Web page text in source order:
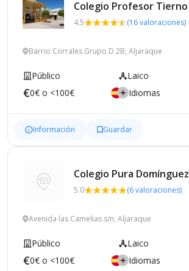
Colegio Profesor Tierno
4.5 (16 valoraciones)
Barrio Corrales Grupo D 2B, Aljaraque
Público Laico
0€ o <100€
Idiomas
Información Guardar
Colegio Pura Domínguez
5.0 (6 valoraciones)
Avenida las Camelias s/n, Aljaraque
Público Laico
0€ o <100€
Idiomas